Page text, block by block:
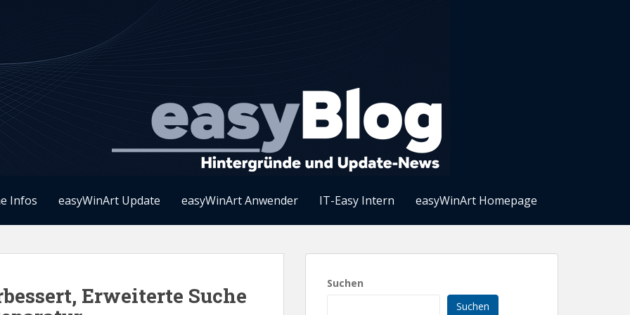
Infos easyWinArt Update easyWinArt Anwender IT-Easy Intern easyWinArt Homepage
Erweiterte Suche
Suchen
Suchen